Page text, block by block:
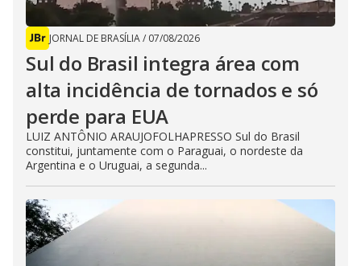
JORNAL DE BRASÍLIA/ 07/08/2026
Sul do Brasil integra área com
alta incidência de tornados e só
perde para EUA
LUIZ ANTÔNIO ARAUJOFOLHAPRESSO Sul do Brasil
constitui, juntamente com o Paraguai, o nordeste da
Argentina e o Uruguai, a segunda...